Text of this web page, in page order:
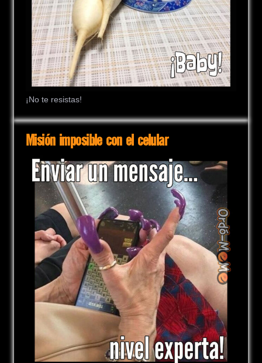
¡No te resistas!
Misión imposible con el celular